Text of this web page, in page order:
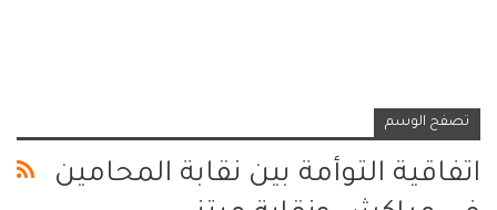
تصفح الوسم
اتفاقية التوأمة بين نقابة المحامين